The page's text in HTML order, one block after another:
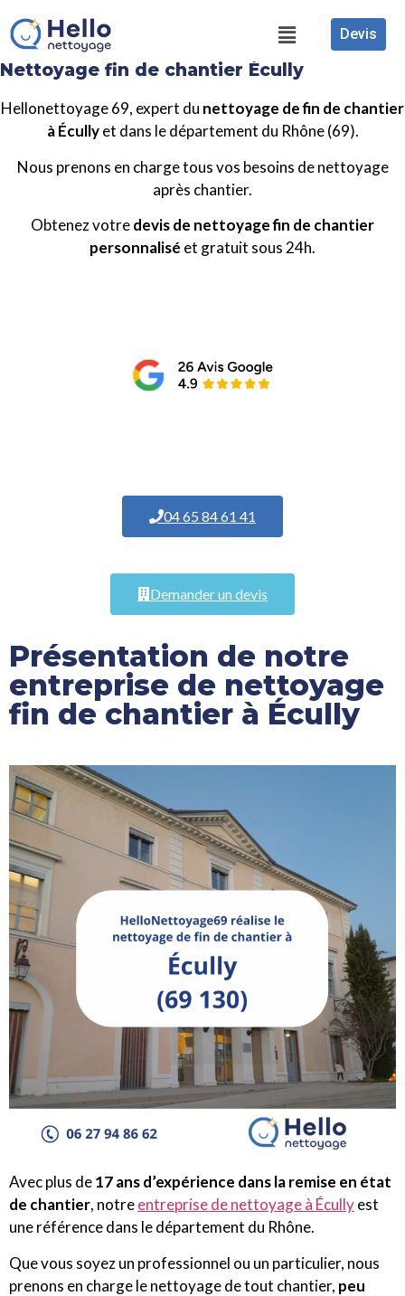
Devis
Nettoyage fin de chantier Écully
Hellonettoyage 69, expert du nettoyage de fin de chantier
à Écullyet dans le département du Rhône (69).
Nous prenons en charge tous vos besoins de nettoyage
après chantier.
Obtenez votredevis de nettoyage fin de chantier
personnalisé et gratuit sous 24h.
04 65 84 61 41
Demander un devis
Présentation de notre
entreprise de nettoyage
fin de chantier à Écully
Avec plus de17 ans d’expérience dans la remise en état
de chantier, notreentreprise de nettoyage à Écullyest
une référence dans le département du Rhône.
Que vous soyez un professionnel ou un particulier, nous
prenons en charge le nettoyage de tout chantier, peu